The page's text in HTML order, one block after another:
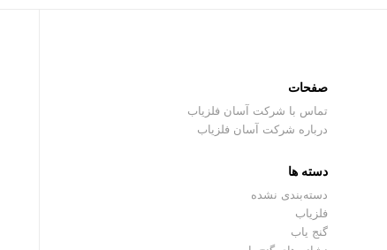
صفحات
تماس با شرکت آسان فلزیاب
درباره شرکت آسان فلزیاب
دسته ها
دسته‌بندی نشده
فلزیاب
گنج یاب